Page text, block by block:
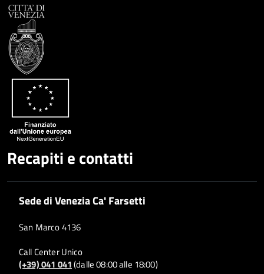
Recapiti e contatti
Sede di Venezia Ca' Farsetti
San Marco 4136
Call Center Unico
(+39) 041 041(dalle 08:00 alle 18:00)